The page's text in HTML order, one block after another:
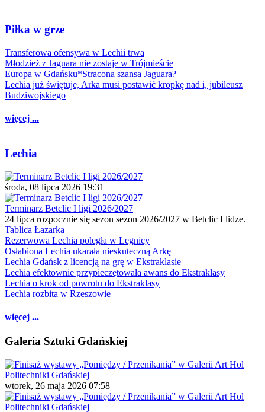
Piłka w grze
Transferowa ofensywa w Lechii trwa
Młodzież z Jaguara nie zostaje w Trójmieście
Europa w Gdańsku*Stracona szansa Jaguara?
Lechia już świętuje, Arka musi postawić kropkę nad i, jubileusz
Budziwojskiego
więcej ...
Lechia
środa, 08 lipca 2026 19:31
Terminarz Betclic I ligi 2026/2027
24 lipca rozpocznie się sezon sezon 2026/2027 w Betclic I lidze.
Tablica Łazarka
Rezerwowa Lechia poległa w Legnicy
Osłabiona Lechia ukarała nieskuteczną Arkę
Lechia Gdańsk z licencją na grę w Ekstraklasie
Lechia efektownie przypieczętowała awans do Ekstraklasy
Lechia o krok od powrotu do Ekstraklasy
Lechia rozbita w Rzeszowie
więcej ...
Galeria Sztuki Gdańskiej
wtorek, 26 maja 2026 07:58